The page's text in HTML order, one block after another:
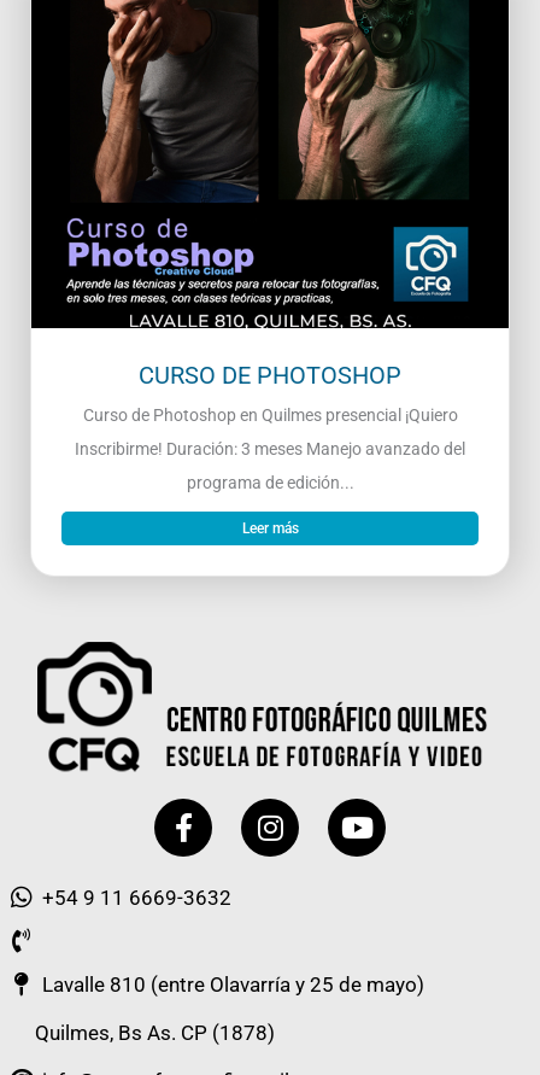
CURSO DE PHOTOSHOP
Curso de Photoshop en Quilmes presencial ¡Quiero
Inscribirme! Duración: 3 meses Manejo avanzado del
programa de edición...
Leer más
Facebook-
f
InstagramYoutube
+54 9 11 6669-3632
Lavalle 810 (entre Olavarría y 25 de mayo)
Quilmes, Bs As. CP (1878)